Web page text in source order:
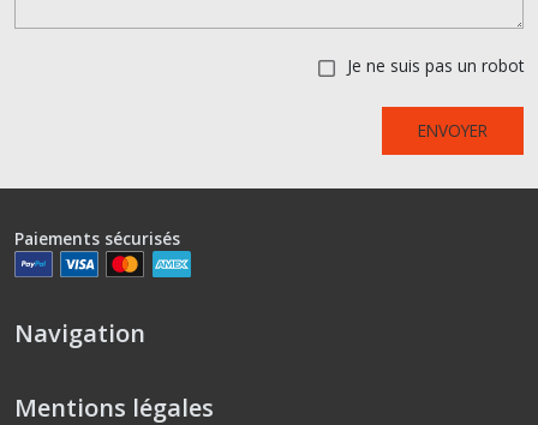
Je ne suis pas un robot
ENVOYER
Paiements sécurisés
Navigation
Mentions légales